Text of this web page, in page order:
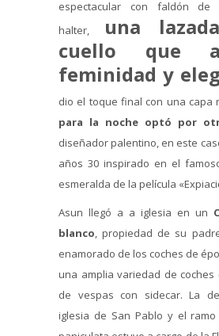
espectacular con faldón de
halter, una
cuello que
feminidad y
dio el toque final con una capa
para la noche optó por
diseñador palentino, en este
años 30 inspirado en el
esmeralda de la película
Asun llegó a a iglesia en un
blanco, propiedad de su
enamorado de los coches de
una amplia variedad de coches
de vespas con sidecar. La
iglesia de San Pablo y el